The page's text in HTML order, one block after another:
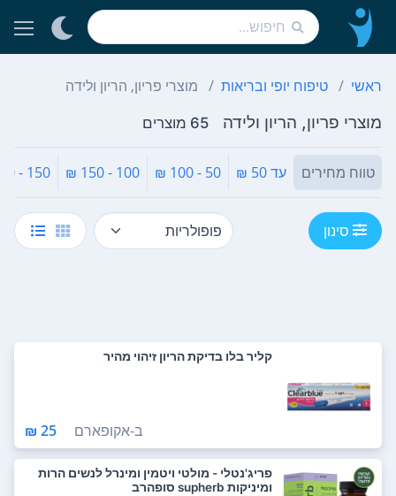
ראשי טיפוח יופי ובריאות מוצרי פריון, הריון ולידה
מוצרי פריון, הריון ולידה 65 מוצרים
טווח מחירים עד 50 ₪ 50 - 100 ₪
100 - 150 ₪
150 - 200 ₪
סינון
קליר בלו בדיקת הריון זיהוי מהיר
ב-אקופארם 25 ₪
פריג'נטלי - מולטי ויטמין ומינרל לנשים הרות
ומיניקות supherb סופהרב